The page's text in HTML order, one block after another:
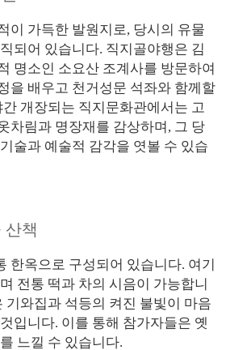
이 가득한 발원지로, 당시의 유물
되어 있습니다. 직지골야행은 김
명소인 소요산 조계사를 방문하여
을 배우고 천거성문 석좌와 함께할
개장되는 직지문화관에서는 고
차림과 명장재를 감상하며, 그 당
술과 예술적 감각을 엿볼 수 있습
산책
한옥으로 구성되어 있습니다. 여기
전통 떡과 차의 시음이 가능합니
기와집과 석등의 켜진 불빛이 마음
입니다. 이를 통해 참가자들은 옛
느낄 수 있습니다.